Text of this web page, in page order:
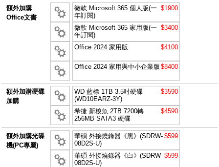
額外加購
Office文書
微軟 Microsoft 365 個人版(一
年訂閱)
$1900
微軟 Microsoft 365 家用版(一
年訂閱)
$3400
Office 2024 家用版 $4100
Office 2024 家用與中小企業版 $8400
額外加購硬碟
加購
WD 藍標 1TB 3.5吋硬碟
(WD10EARZ-3Y)
$3590
希捷 新梭魚 2TB 7200轉
256MB SATA3 硬碟
$4590
額外加購光碟
機(PC專屬)
華碩 外接燒錄器《黑》(SDRW-
08D2S-U)
$599
華碩 外接燒錄器《白》(SDRW-
08D2S-U)
$599